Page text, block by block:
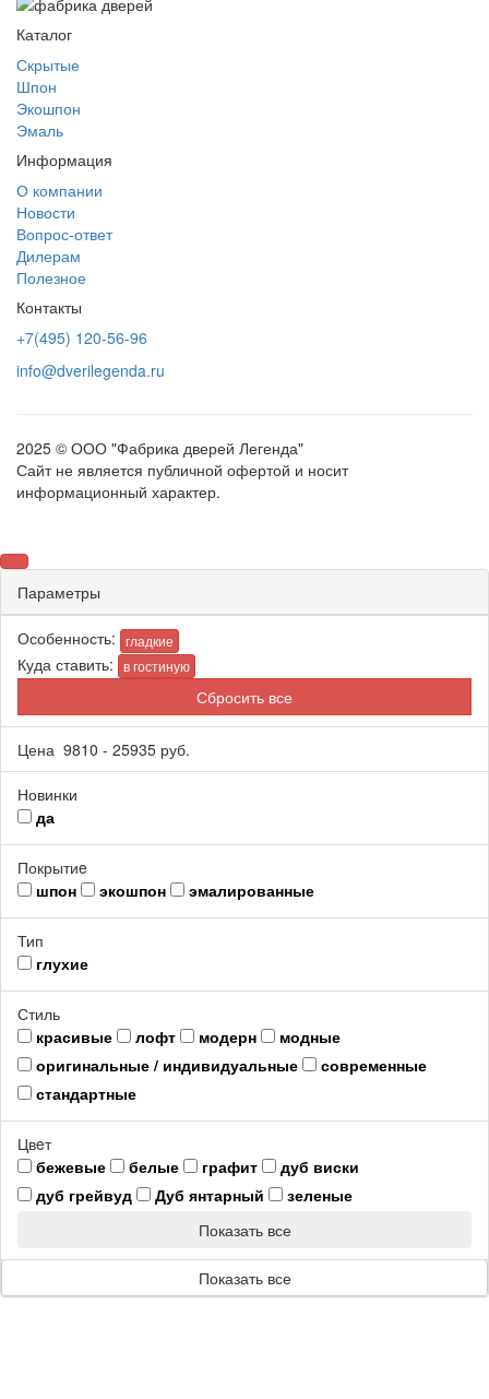
Каталог
Скрытые
Шпон
Экошпон
Эмаль
Информация
О компании
Новости
Вопрос-ответ
Дилерам
Полезное
Контакты
+7(495) 120-56-96
info@dverilegenda.ru
2025 © ООО "Фабрика дверей Легенда"
Сайт не является публичной офертой и носит
информационный характер.
Параметры
Особенность: гладкие
Куда ставить: в гостиную
Сбросить все
Цена 9810 - 25935 руб.
Новинки
да
Покрытиe
шпон
экошпон эмалированные
Тип
глухие
Стиль
красивые
лофт модерн
модные
оригинальные / индивидуальные
современные
стандартные
Цвeт
бежевые
белые графит
дуб виски
дуб грейвуд
Дуб янтарный
зеленые
Показать все
Показать все